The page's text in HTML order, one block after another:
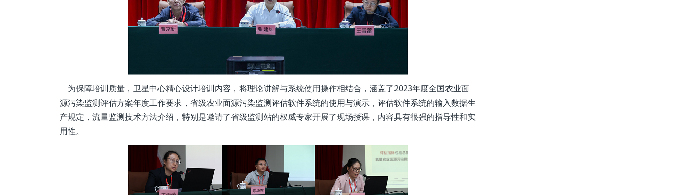
为保障培训质量，卫星中心精心设计培训内容，将理论讲解与系统使用操作相结合，涵盖了2023年度全国农业面
源污染监测评估方案年度工作要求，省级农业面源污染监测评估软件系统的使用与演示，评估软件系统的输入数据生
产规定，流量监测技术方法介绍，特别是邀请了省级监测站的权威专家开展了现场授课，内容具有很强的指导性和实
用性。